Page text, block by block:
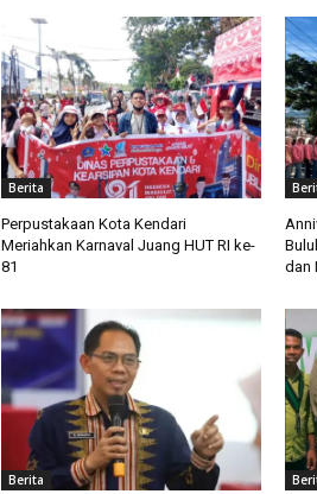
Berita
Perpustakaan Kota Kendari
Meriahkan Karnaval Juang HUT RI ke-
81
dan
Berita